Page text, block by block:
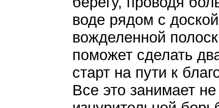
воде рядом с
вожделенной
поможет сделать
старт на пути к
Все это занимает